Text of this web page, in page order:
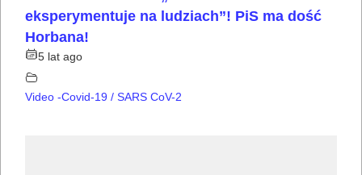
eksperymentuje na ludziach”! PiS ma dość
Horbana!
5 lat ago
Video -Covid-19 / SARS CoV-2